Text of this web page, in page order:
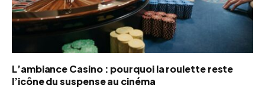
L’ambiance Casino : pourquoi la roulette reste
l’icône du suspense au cinéma